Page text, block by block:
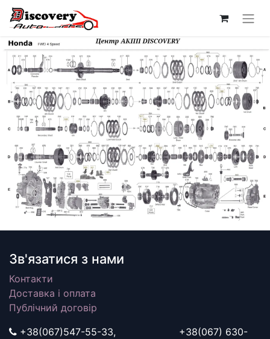
Зв'язатися з нами
Контакти
Доставка і оплата
Публічний договір
+38(067)547-55-33, +38(067) 630-